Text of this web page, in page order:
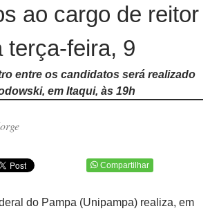
ao cargo de reitor
terça-feira, 9
entre os candidatos será realizado
em Itaqui, às 19h
Compartilhar
do Pampa (Unipampa) realiza, em